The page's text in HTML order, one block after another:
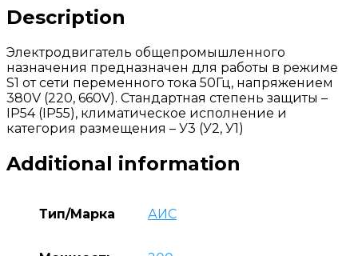
Description
Электродвигатель общепромышленного
назначения предназначен для работы в режиме
S1 от сети переменного тока 50Гц, напряжением
380V (220, 660V). Стандартная степень защиты –
IP54 (IP55), климатическое исполнение и
категория размещения – У3 (У2, У1)
Additional information
Тип/Марка АИС